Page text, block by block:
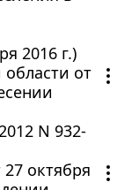
2016 г.)
области от
N 932-
октября